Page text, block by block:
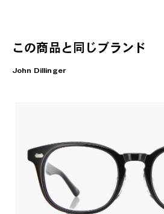
この商品と同じブランド
John Dillinger